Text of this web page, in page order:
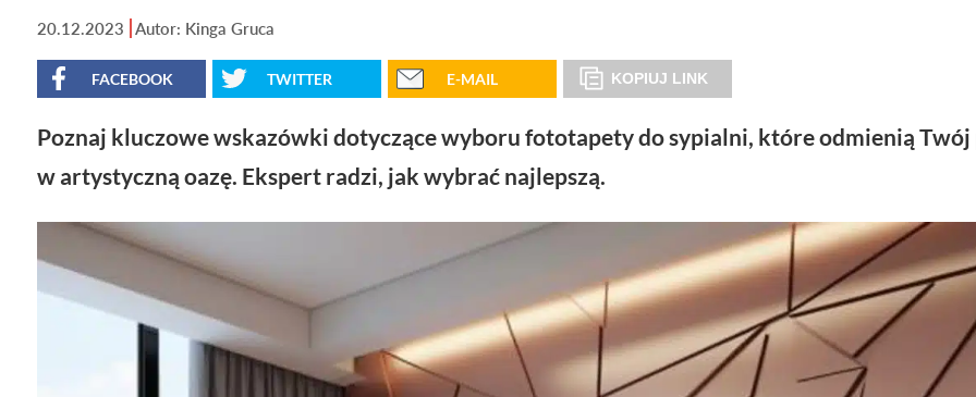
20.12.2023 Autor: Kinga Gruca
FACEBOOK TWITTER E-MAIL KOPIUJ LINK
Poznaj kluczowe wskazówki dotyczące wyboru fototapety do sypialni, które odmienią Twój
w artystyczną oazę. Ekspert radzi, jak wybrać najlepszą.